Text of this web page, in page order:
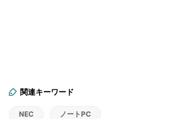
関連キーワード
NEC ノートPC